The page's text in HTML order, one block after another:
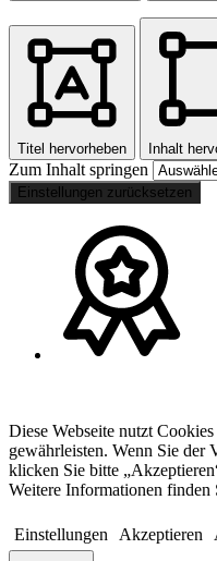
Titel hervorheben Inhalt
Zum Inhalt springen
Einstellungen zurücksetzen
Diese Webseite nutzt
gewährleisten. Wenn Sie der
klicken Sie bitte
Weitere Informationen finden
Einstellungen Akzeptieren